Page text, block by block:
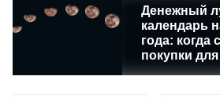
Денежный
календарь
года: когда
покупки